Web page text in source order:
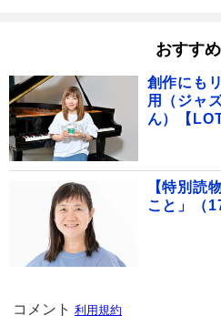
おすすめ
創作にも
用（ジャ
ん）【
【特別読
こと」（